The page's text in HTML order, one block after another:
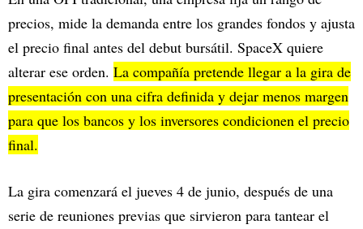
precios, mide la demanda entre los grandes fondos y ajusta
el precio final antes del debut bursátil. SpaceX quiere
alterar ese orden. La compañía pretende llegar a la gira de
presentación con una cifra definida y dejar menos margen
para que los bancos y los inversores condicionen el precio
final.
La gira comenzará el jueves 4 de junio, después de una
serie de reuniones previas que sirvieron para tantear el